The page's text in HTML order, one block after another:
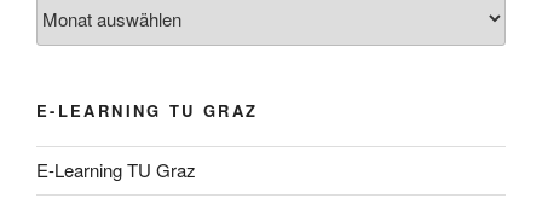
E-LEARNING TU GRAZ
E-Learning TU Graz